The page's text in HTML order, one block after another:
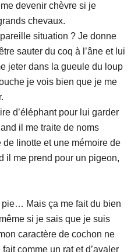
devenir chèvre si je
chevaux.
situation ? Je donne
sauter du coq à l’âne et lui
jeter dans la gueule du loup
je vois bien que je me
d’éléphant pour lui garder
il me traite de noms
de linotte et une mémoire de
il me prend pour un pigeon,
Mais ça me fait du bien
si je sais que je suis
caractère de cochon ne
fait comme un rat et d’avaler